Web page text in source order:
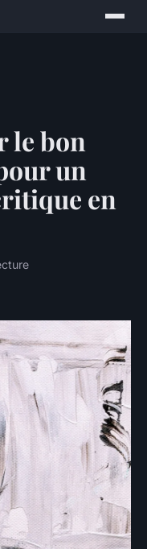
le bon
un
en